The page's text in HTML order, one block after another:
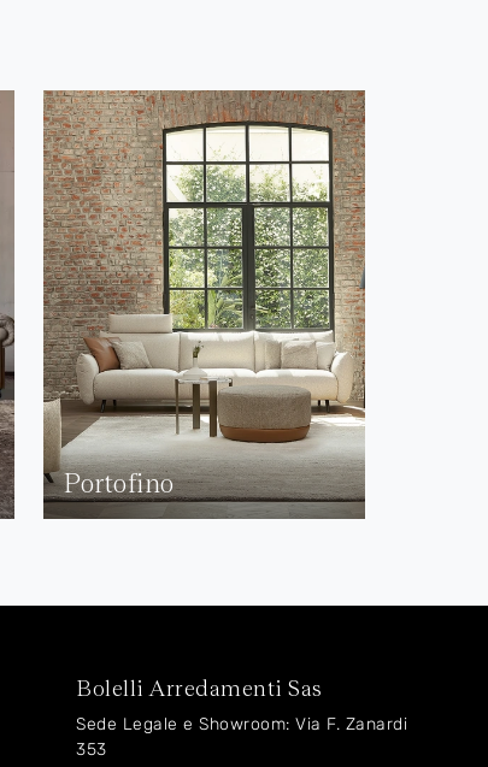
Portofino
Bolelli Arredamenti Sas
Sede Legale e Showroom: Via F. Zanardi
353